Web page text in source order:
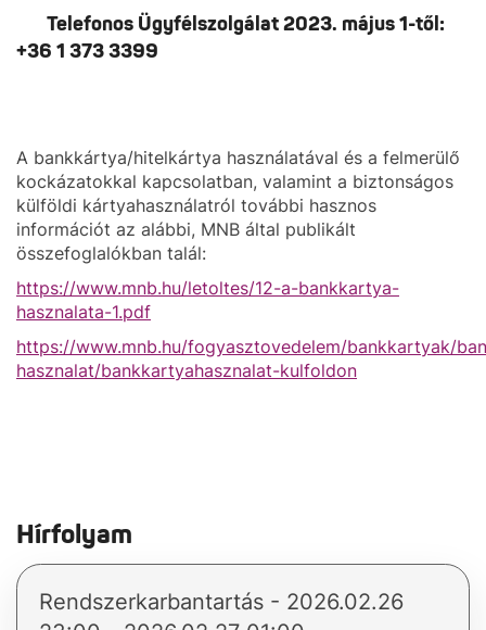
Telefonos Ügyfélszolgálat 2023. május 1-től:
+36 1 373 3399
A bankkártya/hitelkártya használatával és a felmerülő
kockázatokkal kapcsolatban, valamint a biztonságos
külföldi kártyahasználatról további hasznos
információt az alábbi, MNB által publikált
összefoglalókban talál:
https://www.mnb.hu/letoltes/12-a-bankkartya-
hasznalata-1.pdf
https://www.mnb.hu/fogyasztovedelem/bankkartyak/
hasznalat/bankkartyahasznalat-kulfoldon
Hírfolyam
Rendszerkarbantartás - 2026.02.26